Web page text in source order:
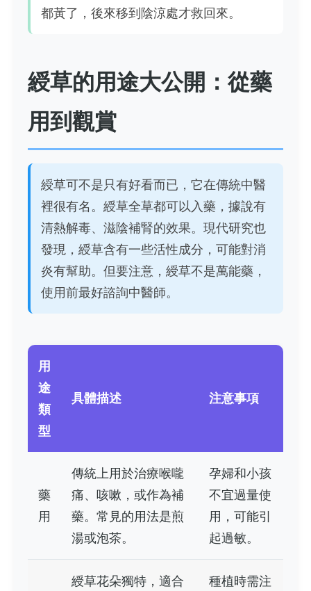
都黃了，後來移到陰涼處才救回來。
綬草的用途大公開：從藥
用到觀賞
綬草可不是只有好看而已，它在傳統中醫
裡很有名。綬草全草都可以入藥，據說有
清熱解毒、滋陰補腎的效果。現代研究也
發現，綬草含有一些活性成分，可能對消
炎有幫助。但要注意，綬草不是萬能藥，
使用前最好諮詢中醫師。
用
途
類
型
具體描述 注意事項
藥
用
傳統上用於治療喉嚨
痛、咳嗽，或作為補
藥。常見的用法是煎
湯或泡茶。
孕婦和小孩
不宜過量使
用，可能引
起過敏。
綬草花朵獨特，適合 種植時需注